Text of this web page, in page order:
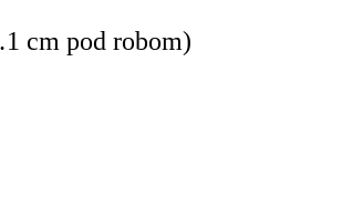
cm pod robom)